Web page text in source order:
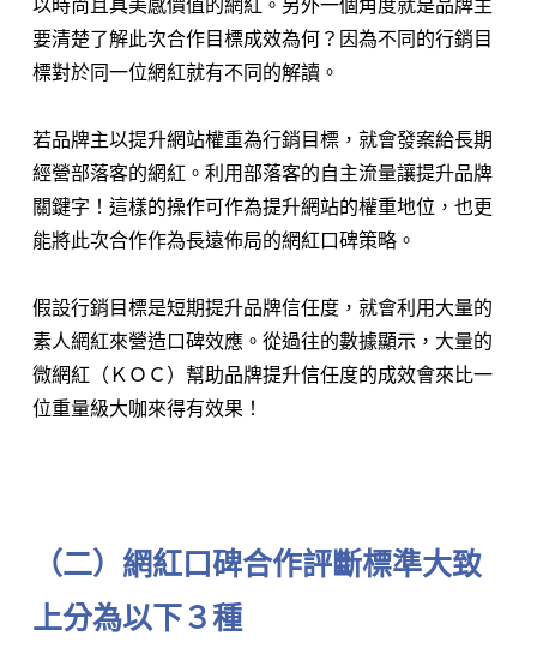
以時尚且具美感價值的網紅。另外一個角度就是品牌主
要清楚了解此次合作目標成效為何？因為不同的行銷目
標對於同一位網紅就有不同的解讀。
若品牌主以提升網站權重為行銷目標，就會發案給長期
經營部落客的網紅。利用部落客的自主流量讓提升品牌
關鍵字！這樣的操作可作為提升網站的權重地位，也更
能將此次合作作為長遠佈局的網紅口碑策略。
假設行銷目標是短期提升品牌信任度，就會利用大量的
素人網紅來營造口碑效應。從過往的數據顯示，大量的
微網紅（ＫＯＣ）幫助品牌提升信任度的成效會來比一
位重量級大咖來得有效果！
（二）網紅口碑合作評斷標準大致
上分為以下３種